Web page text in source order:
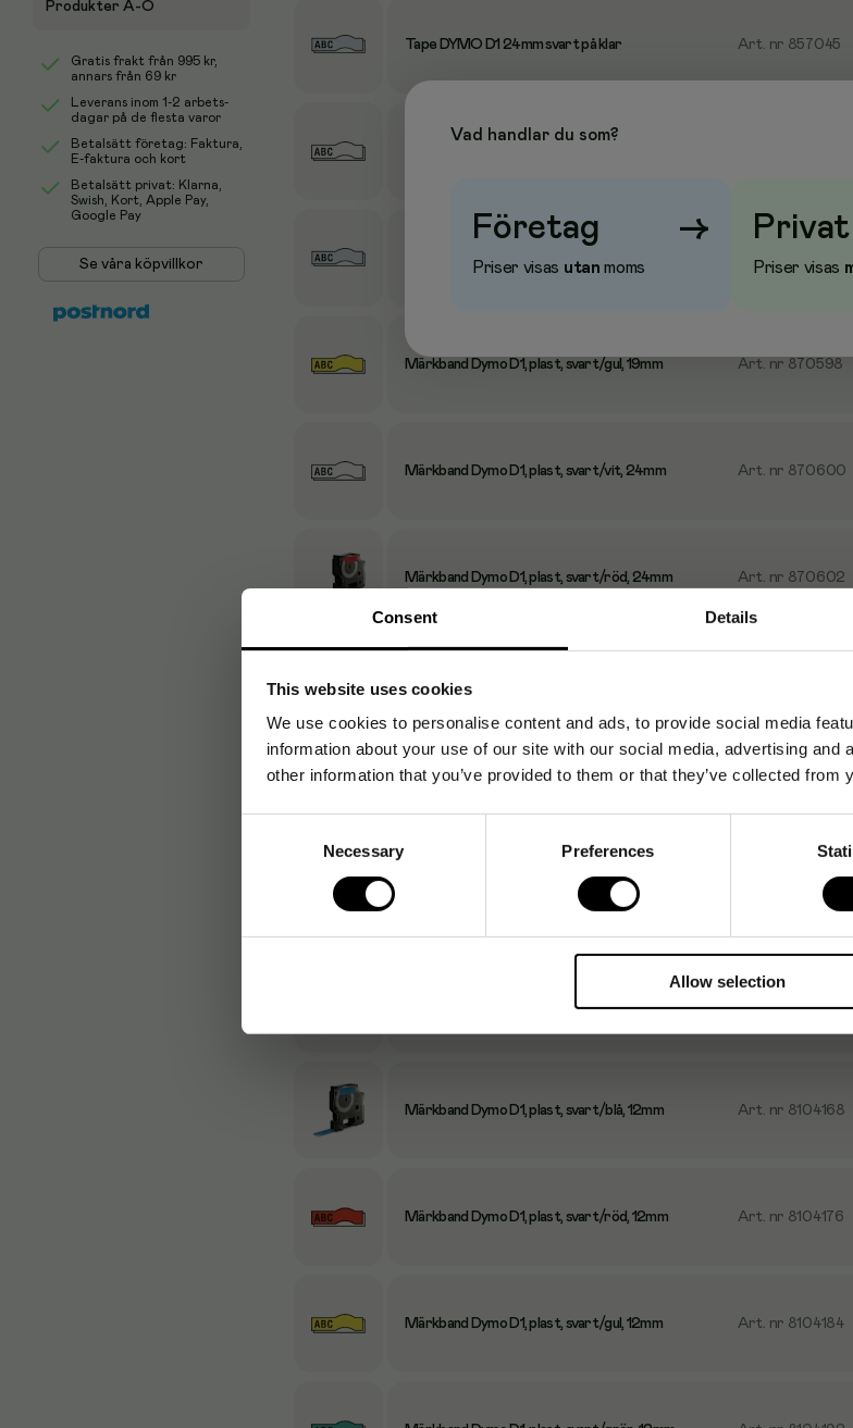
Consent Details
This website uses cookies
We use cookies to personalise content and ads, to provide social media
information about your use of our site with our social media, advertising and
other information that you’ve provided to them or that they’ve collected from
Necessary Preferences
Allow selection
Produkter A-Ö
Gratis frakt från 995 kr,
annars från 69 kr
Leverans inom 1-2 arbets-
dagar på de flesta varor
Betalsätt företag: Faktura,
E-faktura och kort
Betalsätt privat: Klarna,
Swish, Kort, Apple Pay,
Google Pay
Se våra köpvillkor
Tape DYMO D1 24mm svart på klar Art. nr 857045
Märkband Dymo D1, plast, svart/klar, 19mm Art. nr 870597
Märkband Dymo D1, plast, svart/gul, 19mm Art. nr 870598
Märkband Dymo D1, plast, svart/vit, 24mm Art. nr 870600
Märkband Dymo D1, plast, svart/röd, 24mm Art. nr 870602
Märkband Dymo D1, plast, svart/klar, 12mm
Märkband Dymo D1, plast, blå/vit, 12mm 8104143
Märkband Dymo D1, plast, röd/vit, 12mm Art. nr8104150
Märkband Dymo D1, plast, svart/blå, 12mm Art. nr 8104168
Märkband Dymo D1, plast, svart/röd, 12mm Art. nr 8104176
Märkband Dymo D1, plast, svart/gul, 12mm Art. nr 8104184
Vad handlar du som?
Företag →
Priser visas utan moms
Privat
Priser visas